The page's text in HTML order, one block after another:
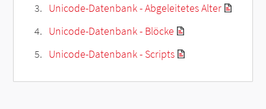
Unicode-Datenbank - Abgeleitetes Alter
Unicode-Datenbank - Blöcke
Unicode-Datenbank - Scripts